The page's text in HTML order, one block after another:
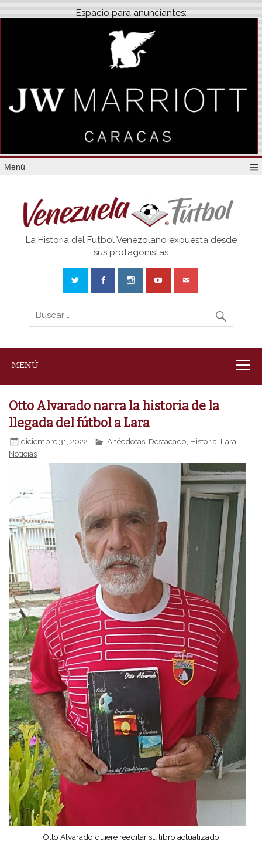
Espacio para anunciantes:
Menú
Venezuela
La Historia del Futbol Venezolano expuesta desde
sus protagonistas
MENÚ
Otto Alvarado narra la historia de la
llegada del fútbol a Lara
diciembre 31, 2022 Anécdotas Destacado Historia Lara
Noticias
Otto Alvarado quiere reeditar su libro actualizado